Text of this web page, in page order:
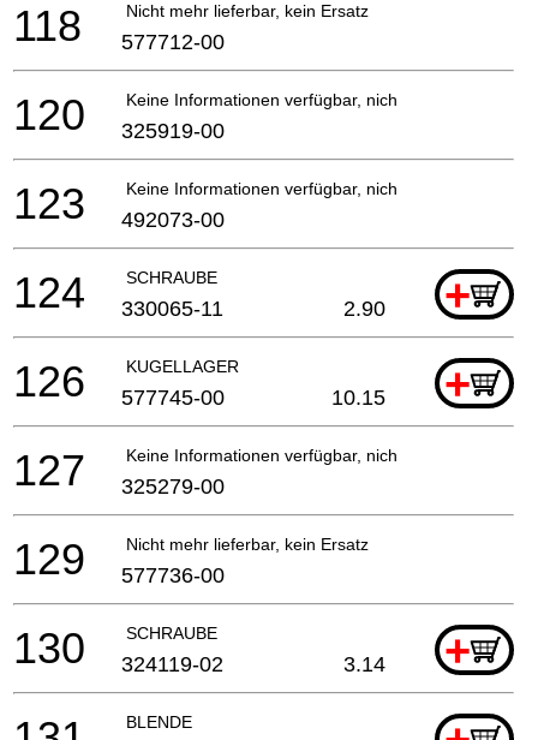
Nicht mehr lieferbar, kein Ersatz
118 577712-00
Keine Informationen verfügbar, nicht bestellbar
120 325919-00
Keine Informationen verfügbar, nicht bestellbar
123 492073-00
SCHRAUBE +
124 330065-11 2.90
KUGELLAGER +
126 577745-00 10.15
Keine Informationen verfügbar, nicht bestellbar
127 325279-00
Nicht mehr lieferbar, kein Ersatz
129 577736-00
SCHRAUBE +
130 324119-02 3.14
BLENDE